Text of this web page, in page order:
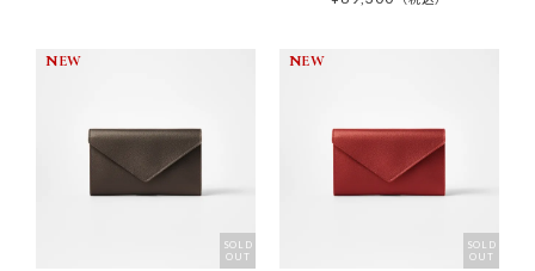
SOLD
OUT
NEW
SOLD
OUT
NEW